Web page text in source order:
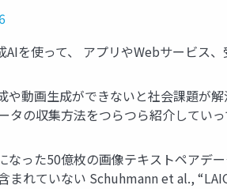
を使って、 アプリやWebサービス
や動画生成ができないと社会課題が
タの収集方法をつらつら紹介してい
た50億枚の画像テキストペアデ
まれていない Schuhmann et al.,